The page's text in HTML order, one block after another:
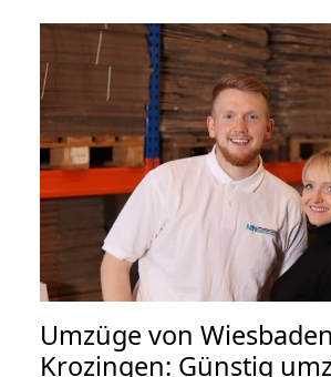
Umzüge von
Krozingen: Günstig